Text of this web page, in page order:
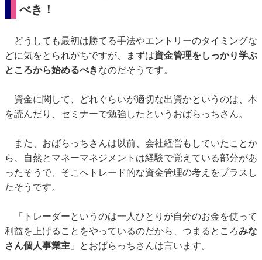
べき！
どうしても最初は勝てる手法やエントリーのタイミングな
どに気をとられがちですが、まずは資金管理をしっかり学ぶ
ところから始めるべきなのだそうです。
資金に関して、どれぐらいが適切な出資かというのは、本
を読んだり、セミナーで勉強したというおばらっちさん。
また、おばらっちさんは以前、会社経営もしていたことか
ら、自然とマネーマネジメントは経験で覚えている部分があ
ったそうで、そこへトレード的な資金管理の考えをプラスし
たそうです。
「トレーダーというのは一人ひとりが自分のお金を使って
利益を上げることをやっているのだから、つまるところみな
さん個人事業主 」とおばらっちさんは言います。